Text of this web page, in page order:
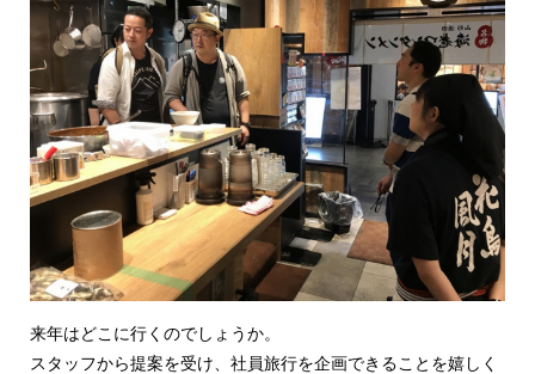
来年はどこに行くのでしょうか。
スタッフから提案を受け、社員旅行を企画できることを嬉しく